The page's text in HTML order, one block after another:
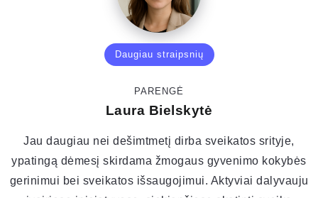
Daugiau straipsnių
PARENGĖ
Laura Bielskytė
Jau daugiau nei dešimtmetį dirba sveikatos srityje,
ypatingą dėmesį skirdama žmogaus gyvenimo kokybės
gerinimui bei sveikatos išsaugojimui. Aktyviai dalyvauju